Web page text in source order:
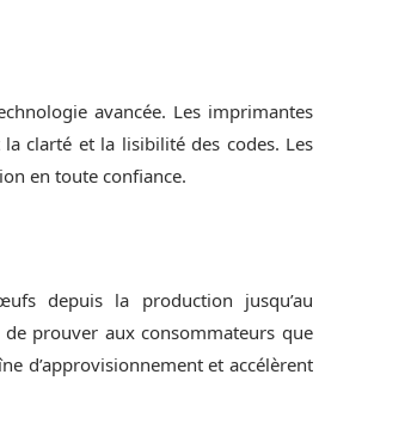
avancée. Les imprimantes
clarté et la lisibilité des codes. Les
en toute confiance.
depuis la production jusqu’au
prouver aux consommateurs que
d’approvisionnement et accélèrent